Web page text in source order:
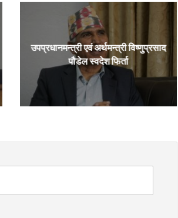
उपप्रधानमन्त्री एवं अर्थमन्त्री विष्णुप्रसाद
पौडेल स्वदेश फिर्ता